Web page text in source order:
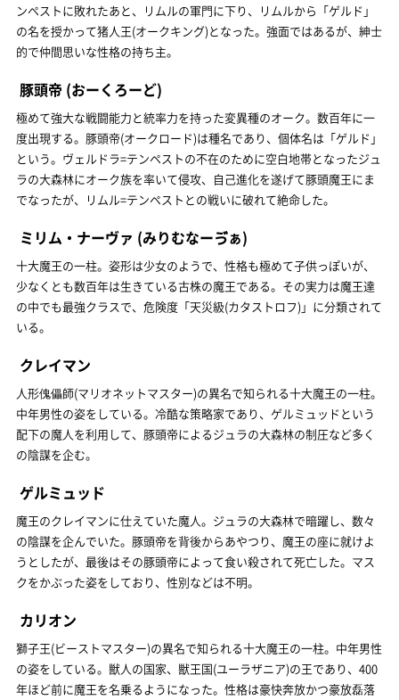
ンペストに敗れたあと、リムルの軍門に下り、リムルから「ゲルド」
の名を授かって猪人王(オークキング)となった。強面ではあるが、紳士
的で仲間思いな性格の持ち主。
豚頭帝 (おーくろーど)
極めて強大な戦闘能力と統率力を持った変異種のオーク。数百年に一
度出現する。豚頭帝(オークロード)は種名であり、個体名は「ゲルド」
という。ヴェルドラ=テンペストの不在のために空白地帯となったジュ
ラの大森林にオーク族を率いて侵攻、自己進化を遂げて豚頭魔王にま
でなったが、リムル=テンペストとの戦いに破れて絶命した。
ミリム・ナーヴァ (みりむなーゔぁ)
十大魔王の一柱。姿形は少女のようで、性格も極めて子供っぽいが、
少なくとも数百年は生きている古株の魔王である。その実力は魔王達
の中でも最強クラスで、危険度「天災級(カタストロフ)」に分類されて
いる。
クレイマン
人形傀儡師(マリオネットマスター)の異名で知られる十大魔王の一柱。
中年男性の姿をしている。冷酷な策略家であり、ゲルミュッドという
配下の魔人を利用して、豚頭帝によるジュラの大森林の制圧など多く
の陰謀を企む。
ゲルミュッド
魔王のクレイマンに仕えていた魔人。ジュラの大森林で暗躍し、数々
の陰謀を企んでいた。豚頭帝を背後からあやつり、魔王の座に就けよ
うとしたが、最後はその豚頭帝によって食い殺されて死亡した。マス
クをかぶった姿をしており、性別などは不明。
カリオン
獅子王(ビーストマスター)の異名で知られる十大魔王の一柱。中年男性
の姿をしている。獣人の国家、獣王国(ユーラザニア)の王であり、400
年ほど前に魔王を名乗るようになった。性格は豪快奔放かつ豪放磊落